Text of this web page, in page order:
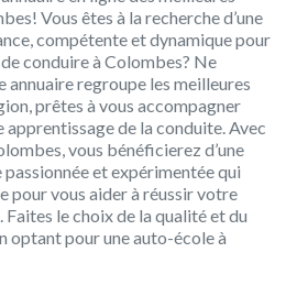
Vous êtes à la recherche d’une
compétente et dynamique pour
conduire à Colombes? Ne
regroupe les meilleures
prêtes à vous accompagner
de la conduite. Avec
vous bénéficierez d’une
et expérimentée qui
vous aider à réussir votre
Faites le choix de la qualité et du
optant pour une auto-école à